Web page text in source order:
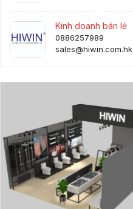
Kinh doanh bán lẻ
0886257989
sales@hiwin.com.hk